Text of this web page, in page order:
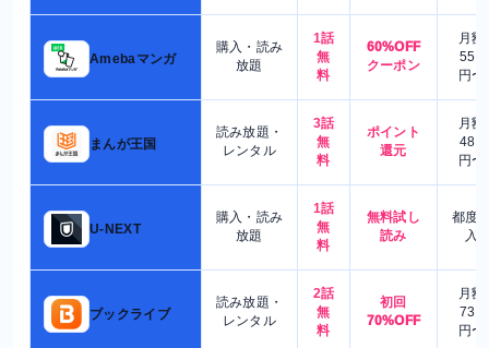
Amebaマンガ
購入・読み
放題
1話
無
料
60%OFF
クーポン
月額
550
円〜
まんが王国
読み放題・
レンタル
3話
無
料
ポイント
還元
月額
480
円〜
U-NEXT
購入・読み
放題
1話
無
料
無料試し
読み
都度
入
ブックライブ
読み放題・
レンタル
2話
無
料
初回
70%OFF
月額
730
円〜